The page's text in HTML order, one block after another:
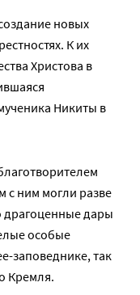
новых
К их
Христова в
Никиты в
с ним могли разве
драгоценные дары
особые
заповеднике, так
Кремля.